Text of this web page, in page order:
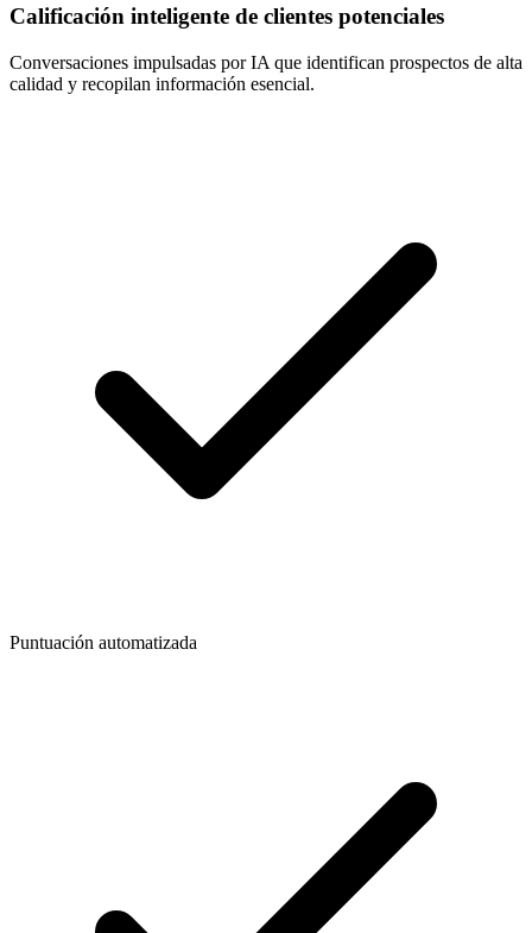
Calificación inteligente de clientes potenciales
Conversaciones impulsadas por IA que identifican prospectos de alta
calidad y recopilan información esencial.
Puntuación automatizada